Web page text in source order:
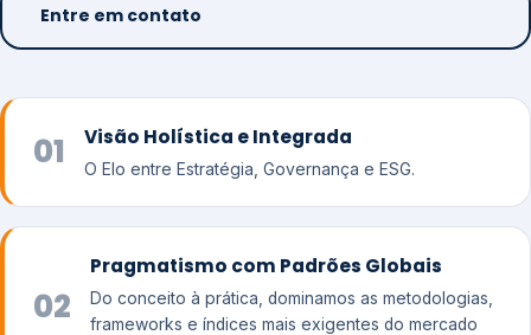
Entre em contato
01 Visão Holística e Integrada
O Elo entre Estratégia, Governança e ESG.
02
Pragmatismo com Padrões Globais
Do conceito à prática, dominamos as metodologias,
frameworks e índices mais exigentes do mercado